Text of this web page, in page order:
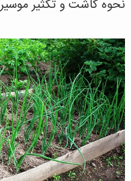
نحوه کاشت و تکثیر موسیر